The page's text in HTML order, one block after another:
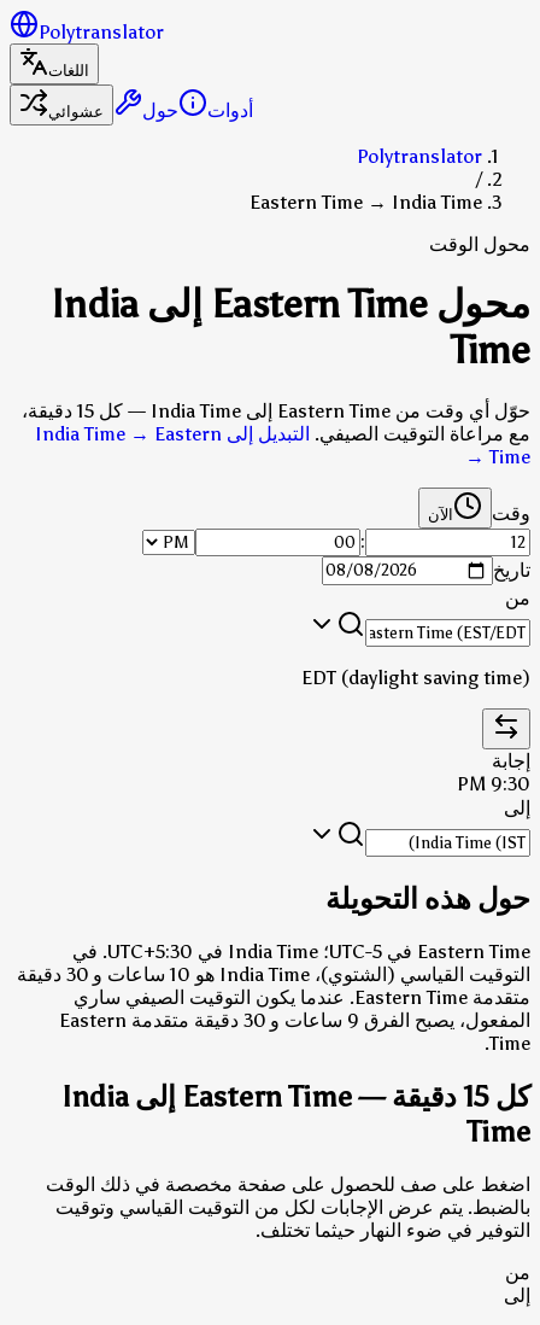
Polytranslator
اللغات
عشوائي
أدوات
حول
Polytranslator
/
Eastern Time → India Time
محول الوقت
محول Eastern Time إلى India
Time
حوّل أي وقت من Eastern Time إلى India Time — كل 15 دقيقة،
مع مراعاة التوقيت الصيفي.
التبديل إلى India Time → Eastern
Time
→
وقت الآن
:
تاريخ
من
EDT (daylight saving time)
إجابة
9:30 PM
إلى
حول هذه التحويلة
Eastern Time في UTC-5؛ India Time في UTC+5:30.
في
التوقيت القياسي (الشتوي)، India Time هو 10 ساعات و 30 دقيقة
متقدمة Eastern Time.
عندما يكون التوقيت الصيفي ساري
المفعول، يصبح الفرق 9 ساعات و 30 دقيقة متقدمة Eastern
Time.
كل 15 دقيقة — Eastern Time إلى India
Time
اضغط على صف للحصول على صفحة مخصصة في ذلك الوقت
بالضبط. يتم عرض الإجابات لكل من التوقيت القياسي وتوقيت
التوفير في ضوء النهار حيثما تختلف.
من
إلى